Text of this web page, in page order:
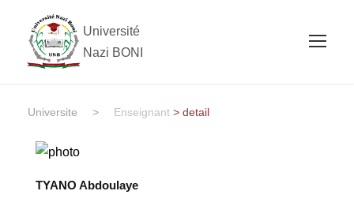
Université
Nazi BONI
Universite > Enseignant > detail
TYANO Abdoulaye